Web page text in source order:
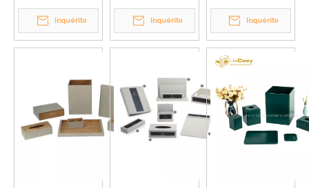
alimentação para
restauranteInquérito
roupa de cama
de hotel Inquérito
acessórios de
couro para mesa
Inquérito